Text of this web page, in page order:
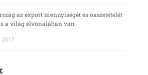
az export mennyiségét és összetételét
a világ élvonalában van